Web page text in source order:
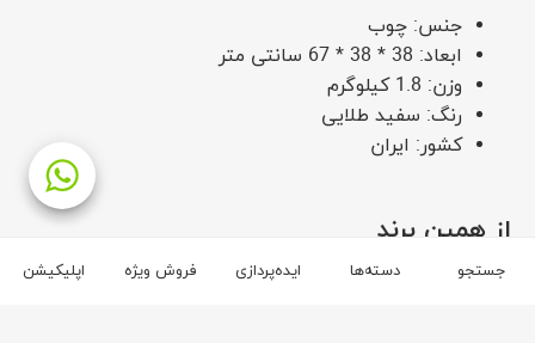
جنس: چوب
ابعاد: 38 * 38 * 67 سانتی متر
وزن: 1.8 کیلوگرم
رنگ: سفید طلایی
کشور: ایران
از همین برند
برند خانه چوب و هنر
جستجو دسته‌ها ایده‌پردازی فروش ویژه اپلیکیشن